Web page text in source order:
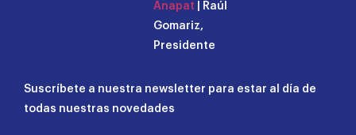
Anapat | Raúl
Gomariz,
Presidente
Suscríbete a nuestra newsletter para estar al día de
todas nuestras novedades